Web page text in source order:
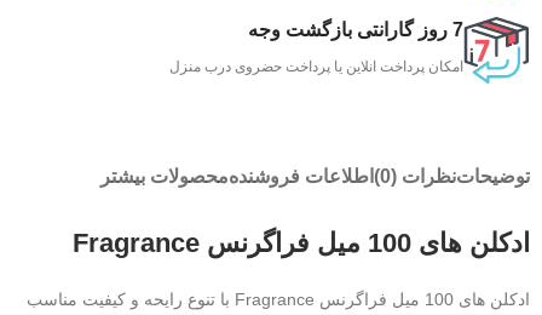
7 روز گارانتی بازگشت وجه
امکان پرداخت انلاین یا پرداخت حضروی درب منزل
توضیحاتنظرات (0) اطلاعات فروشندهمحصولات بیشتر
ادکلن های 100 میل فراگرنس Fragrance
ادکلن های 100 میل فراگرنس Fragrance با تنوع رایحه و کیفیت مناسب